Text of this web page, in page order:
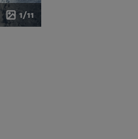
1/11